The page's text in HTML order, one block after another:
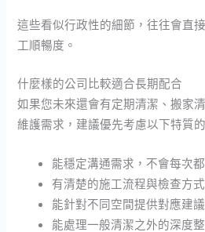
這些看似行政性的細節，往往會直
工順暢度。
什麼樣的公司比較適合長期配合
如果您未來還會有定期清潔、搬家
維護需求，建議優先考慮以下特質
能穩定溝通需求，不會每次
有清楚的施工流程與檢查方式
能針對不同空間提供對應建議
能處理一般清潔之外的深度